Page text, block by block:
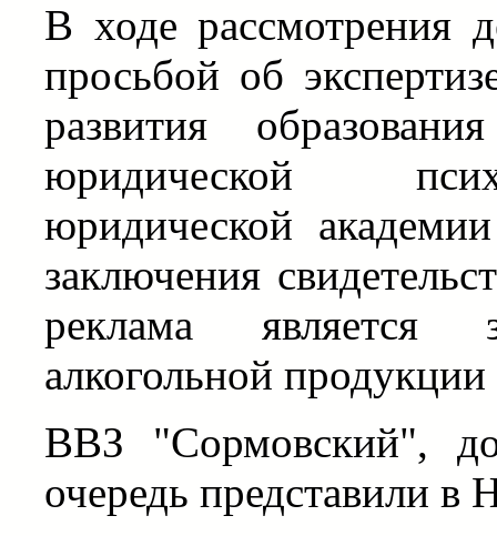
В ходе
просьбой об
развития
юридической
юридической
заключения
реклама является
алкогольной
ВВЗ "Сормовский",
очередь представили